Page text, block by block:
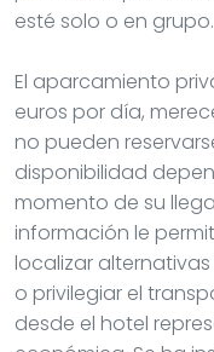
esté solo o en grupo.
El aparcamiento
euros por día,
no pueden
disponibilidad
momento de su
información le
localizar
o privilegiar el
desde el hotel